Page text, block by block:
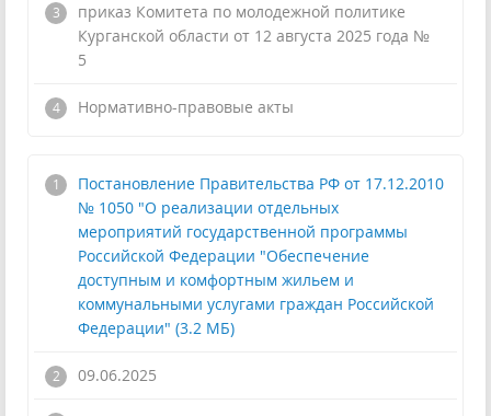
приказ Комитета по молодежной политике
Курганской области от 12 августа 2025 года №
5
Нормативно-правовые акты
Постановление Правительства РФ от 17.12.2010
№ 1050 "О реализации отдельных
мероприятий государственной программы
Российской Федерации "Обеспечение
доступным и комфортным жильем и
коммунальными услугами граждан Российской
Федерации" (3.2 МБ)
09.06.2025